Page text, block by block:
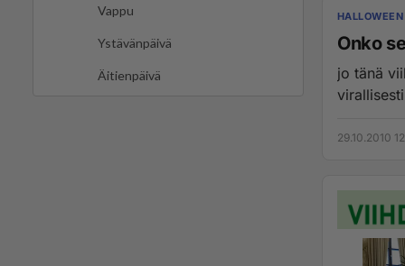
Vappu
Ystävänpäivä
Äitienpäivä
HALLOWEEN
Onko
jo tänä
29.10.2010